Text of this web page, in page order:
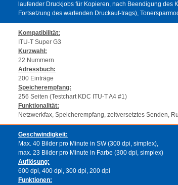
laufender Druckjobs für Kopieren, nach Beendigung des
Fortsetzung des wartenden Druckauf-trags),
Kompatibilität:
ITU-T Super G3
Kurzwahl:
22 Nummern
Adressbuch:
200 Einträge
Speicherempfang:
256 Seiten (Testchart KDC ITU-T A4 #1)
Funktionalität:
Netzwerkfax, Speicherempfang, zeitversetztes Senden,
Geschwindigkeit:
Max. 40 Bilder pro Minute in SW (300 dpi, simplex),
max. 23 Bilder pro Minute in Farbe (300 dpi, simplex)
Auflösung:
600 dpi, 400 dpi, 300 dpi, 200 dpi
Funktionen: